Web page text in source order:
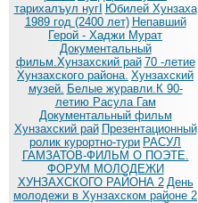
тарихалъул нугI Юбилей Хунзаха
1989 год (2400 лет) Непавший
Герой - Хаджи Мурат
Документальный
фильм.Хунзахский рай 70 -летие
Хунзахского района. Хунзахский
музей. Белые журавли.К 90-
летию Расула Гам
Документальный фильм
Хунзахский рай Презентационный
ролик курортно-тури РАСУЛ
ГАМЗАТОВ-ФИЛЬМ О ПОЭТЕ.
ФОРУМ МОЛОДЕЖИ
ХУНЗАХСКОГО РАЙОНА 2 День
молодежи в Хунзахском районе 2